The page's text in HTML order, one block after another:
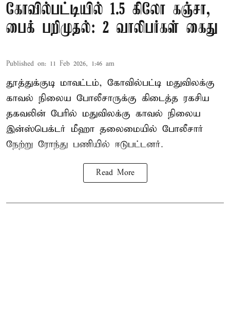
கோவில்பட்டியில் 1.5 கிலோ கஞ்சா,
பைக் பறிமுதல்: 2 வாலிபர்கள் கைது
Published on: 11 Feb 2026, 1:46 am
தூத்துக்குடி மாவட்டம், கோவில்பட்டி மதுவிலக்கு
காவல் நிலைய போலீசாருக்கு கிடைத்த ரகசிய
தகவலின் பேரில் மதுவிலக்கு காவல் நிலைய
இன்ஸ்பெக்டர் மீஹா தலைமையில் போலீசார்
நேற்று ரோந்து பணியில் ஈடுபட்டனர்.
Read More